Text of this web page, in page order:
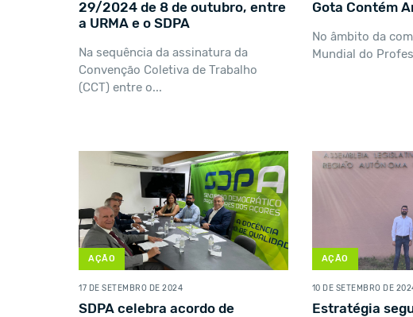
29/2024 de 8 de outubro, entre
a URMA e o SDPA
Na sequência da assinatura da
Convenção Coletiva de Trabalho
(CCT) entre o...
Gota Contém
No âmbito da
Mundial do
AÇÃO
17 DE SETEMBRO DE 2024
SDPA celebra acordo de
AÇÃO
10 DE SETEMBRO DE
Estratégia